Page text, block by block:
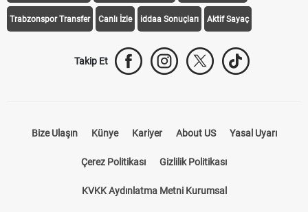
Trabzonspor Transfer Canlı İzle iddaa Sonuçları Aktif Sayaç
Takip Et
Bize Ulaşın Künye Kariyer About US Yasal Uyarı
Çerez Politikası Gizlilik Politikası
KVKK Aydınlatma Metni Kurumsal